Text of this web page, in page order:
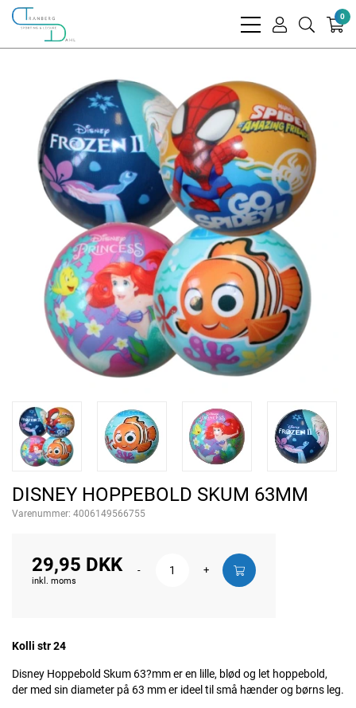
bars
user
search
0
DISNEY HOPPEBOLD SKUM 63MM
Varenummer: 4006149566755
29,95 DKK
inkl. moms
- +
Kolli str 24
Disney Hoppebold Skum 63?mm er en lille, blød og let hoppebold,
der med sin diameter på 63 mm er ideel til små hænder og børns leg.